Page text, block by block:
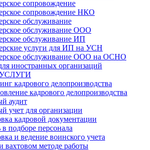
сопровождение
сопровождение НКО
обслуживание
обслуживание ООО
обслуживание ИП
услуги для ИП на УСН
обслуживание ООО на ОСНО
иностранных организаций
кадрового делопроизводства
кадрового делопроизводства
аудит
учет для организации
кадровой документации
подборе персонала
и ведение воинского учета
вахтовом методе работы